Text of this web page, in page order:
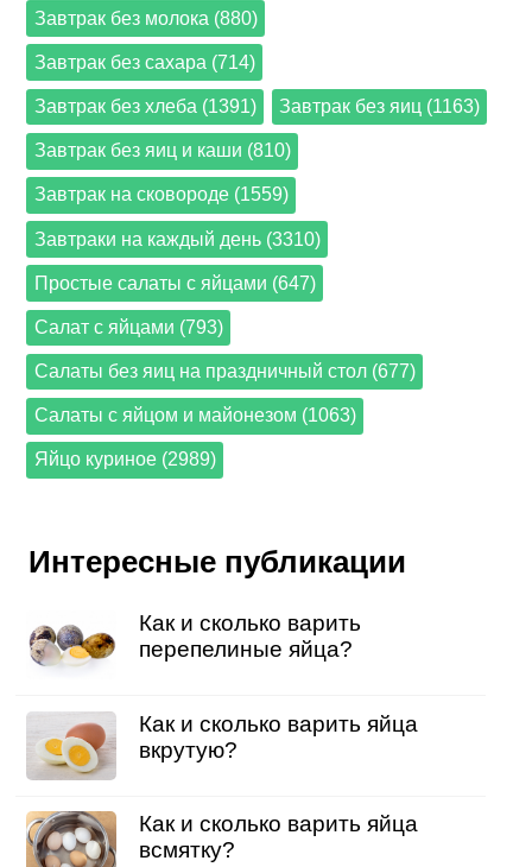
Завтрак без молока (880)
Завтрак без сахара (714)
Завтрак без хлеба (1391) Завтрак без яиц (1163)
Завтрак без яиц и каши (810)
Завтрак на сковороде (1559)
Завтраки на каждый день (3310)
Простые салаты с яйцами (647)
Салат с яйцами (793)
Салаты без яиц на праздничный стол (677)
Салаты с яйцом и майонезом (1063)
Яйцо куриное (2989)
Интересные публикации
Как и сколько варить
перепелиные яйца?
Как и сколько варить яйца
вкрутую?
Как и сколько варить яйца
всмятку?